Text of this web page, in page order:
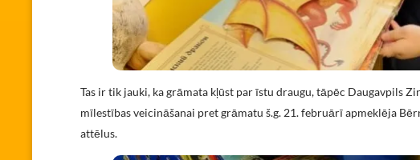
Tas ir tik jauki, ka grāmata kļūst par īstu draugu, tāpēc Daugavpils
mīlestības veicināšanai pret grāmatu š.g. 21. februārī apmeklēja
attēlus.